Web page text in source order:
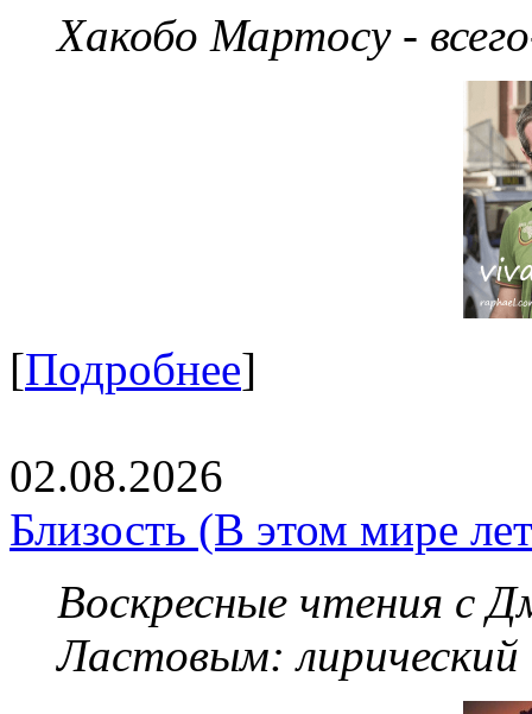
Хакобо Мартосу -
[Подробнее]
02.08.2026
Близость (В этом мире
Воскресные чтения с
Ластовым: